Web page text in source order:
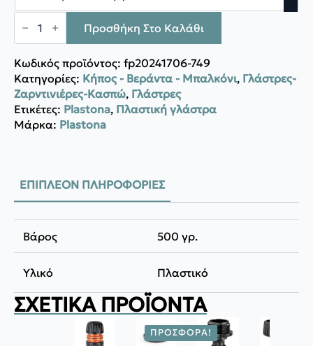
Plastona
Γλάστρα
Προσθήκη Στο Καλάθι
Κωδικός προϊόντος: fp20241706-749
Κατηγορίες: Κήπος - Βεράντα - Μπαλκόνι, Γλάστρες-
Ζαρντινιέρες-Κασπώ, Γλάστρες
Ετικέτες: Plastona, Πλαστική γλάστρα
Μάρκα: Plastona
ΕΠΙΠΛΈΟΝ ΠΛΗΡΟΦΟΡΊΕΣ
Βάρος 500 γρ.
Υλικό Πλαστικό
ΣΧΕΤΙΚΆ ΠΡΟΪΌΝΤΑ
ΠΡΟΣΦΟΡΆ!